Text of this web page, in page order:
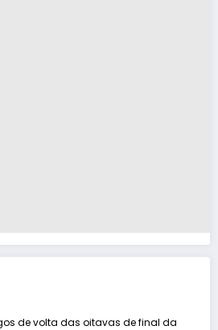
de volta das oitavas de final da